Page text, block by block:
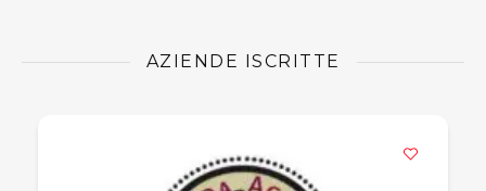
AZIENDE ISCRITTE